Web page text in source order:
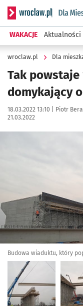
Serwis informacyjny
WAKACJE Aktualności
wroclaw.pl Dla
Tak
domykający
Data publikacji:
18.03.2022 13:10 | Autor:
Piotr Bera
21.03.2022
Budowa wiaduktu, który